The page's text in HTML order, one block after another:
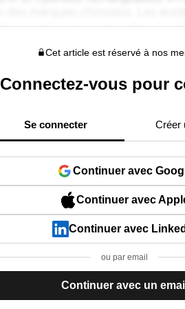
Cet article est réservé à nos
Connectez-vous pour
Se connecter Créer
Continuer avec
Continuer avec
Continuer avec
ou par email
Continuer avec un email